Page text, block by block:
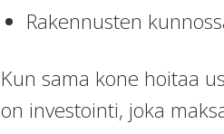
Rakennusten
Kun sama kone hoitaa
on investointi, joka